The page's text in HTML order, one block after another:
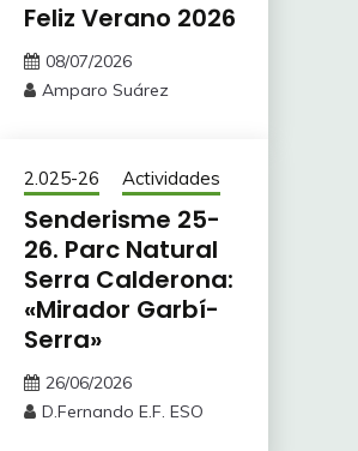
Feliz Verano 2026
08/07/2026
Amparo Suárez
2.025-26 Actividades
Senderisme 25-
26. Parc Natural
Serra Calderona:
«Mirador Garbí-
Serra»
26/06/2026
D.Fernando E.F. ESO